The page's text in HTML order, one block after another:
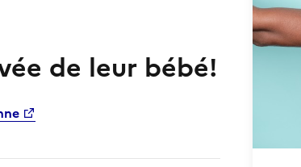
de leur bébé!